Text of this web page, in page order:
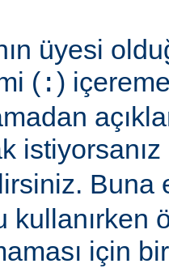
üyesi
( :)
Buna
kullanırken
için